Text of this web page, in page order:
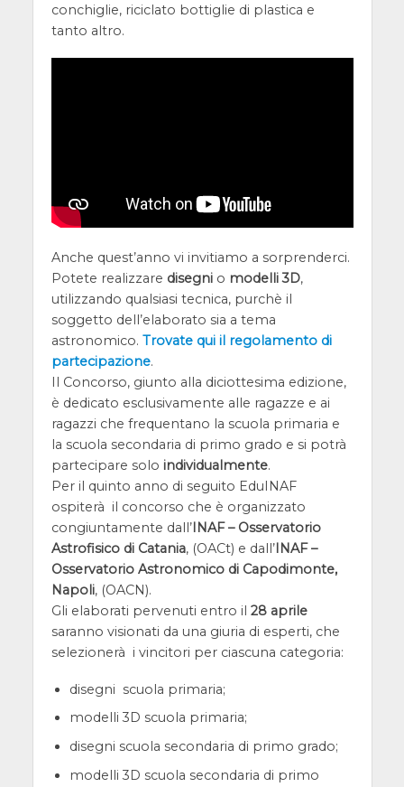
conchiglie, riciclato bottiglie di plastica e
tanto altro.
Anche quest’anno vi invitiamo a sorprenderci.
Potete realizzare disegnio modelli 3D,
utilizzando qualsiasi tecnica, purchè il
soggetto dell’elaborato sia a tema
astronomico. Trovate qui il regolamento di
partecipazione.
Il Concorso, giunto alla diciottesima edizione,
è dedicato esclusivamente alle ragazze e ai
ragazzi che frequentano la scuola primaria e
la scuola secondaria di primo grado e si potrà
partecipare solo individualmente.
Per il quinto anno di seguito EduINAF
ospiterà il concorso che è organizzato
congiuntamente dall’INAF – Osservatorio
Astrofisico di Catania, (OACt) e dall’INAF –
Osservatorio Astronomico di Capodimonte,
Napoli, (OACN).
Gli elaborati pervenuti entro il 28 aprile
saranno visionati da una giuria di esperti, che
selezionerà i vincitori per ciascuna categoria:
disegni scuola primaria;
modelli 3D scuola primaria;
disegni scuola secondaria di primo grado;
modelli 3D scuola secondaria di primo